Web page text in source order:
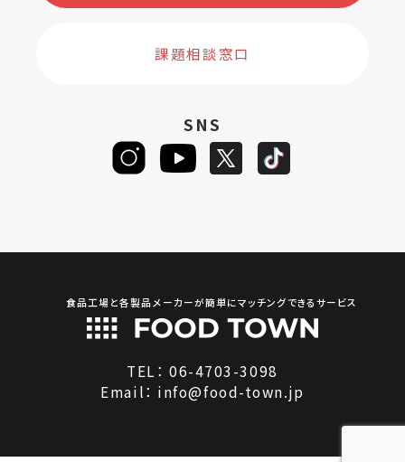
課題相談窓口
SNS
食品工場と各製品メーカーが簡単にマッチングできるサービス
TEL：06-4703-3098
Email： info@food-town.jp